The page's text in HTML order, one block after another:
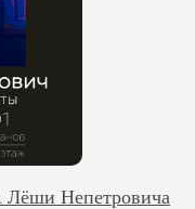
Непетровича